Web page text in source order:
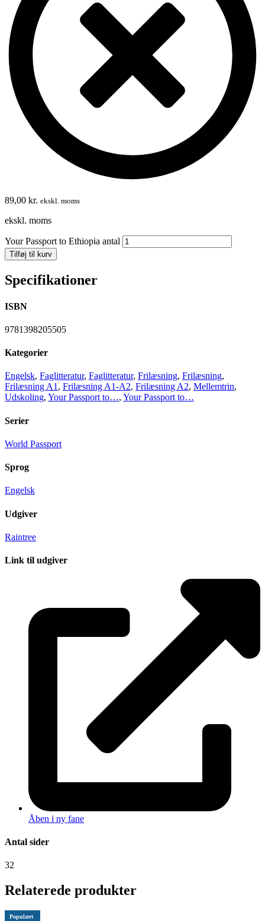
89,00 kr. ekskl. moms
ekskl. moms
Your Passport to Ethiopia antal
Tilføj til kurv
Specifikationer
ISBN
9781398205505
Kategorier
Engelsk, Faglitteratur, Faglitteratur, Frilæsning, Frilæsning,
Frilæsning A1 , Frilæsning A1-A2, Frilæsning A2, Mellemtrin,
Udskoling, Your Passport to…, Your Passport to…
Serier
World Passport
Sprog
Engelsk
Udgiver
Raintree
Link til udgiver
Åben i ny fane
Antal sider
32
Relaterede produkter
Populært